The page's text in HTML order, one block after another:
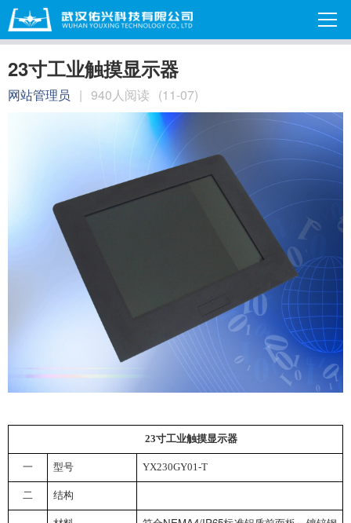
23寸工业触摸显示器
网站管理员 | 940人阅读 (11-07)
23寸工业触摸显示器
一 型号 YX230GY01-T
二 结构